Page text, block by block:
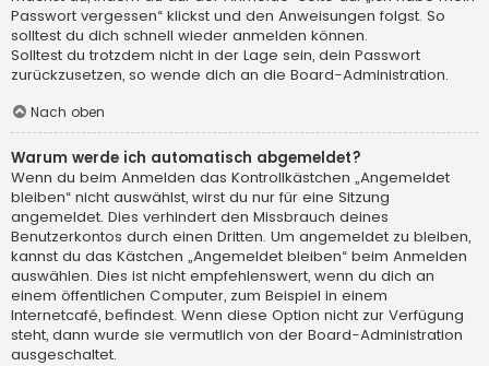
Passwort vergessen“ klickst und den Anweisungen folgst. So
solltest du dich schnell wieder anmelden können.
Solltest du trotzdem nicht in der Lage sein, dein Passwort
zurückzusetzen, so wende dich an die Board-Administration.
Nach oben
Warum werde ich automatisch abgemeldet?
Wenn du beim Anmelden das Kontrollkästchen „Angemeldet
bleiben“ nicht auswählst, wirst du nur für eine Sitzung
angemeldet. Dies verhindert den Missbrauch deines
Benutzerkontos durch einen Dritten. Um angemeldet zu bleiben,
kannst du das Kästchen „Angemeldet bleiben“ beim Anmelden
auswählen. Dies ist nicht empfehlenswert, wenn du dich an
einem öffentlichen Computer, zum Beispiel in einem
Internetcafé, befindest. Wenn diese Option nicht zur Verfügung
steht, dann wurde sie vermutlich von der Board-Administration
ausgeschaltet.